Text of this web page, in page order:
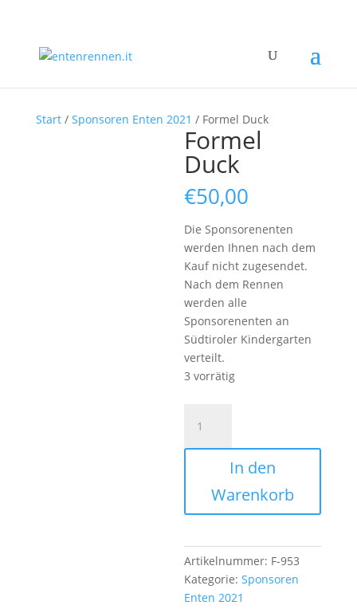
Start/ Sponsoren Enten 2021 / Formel Duck
Formel
Duck
€50,00
Die Sponsorenenten
werden Ihnen nach dem
Kauf nicht zugesendet.
Nach dem Rennen
werden alle
Sponsorenenten an
Südtiroler Kindergarten
verteilt.
3 vorrätig
Duck
Menge
In den
Warenkorb
Artikelnummer: F-953
Kategorie:Sponsoren
Enten 2021